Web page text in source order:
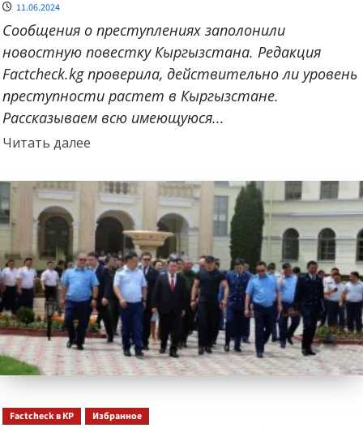
11.06.2024
Сообщения о преступлениях заполонили
новостную повестку Кыргызстана. Редакция
Factcheck.kg проверила, действительно ли уровень
преступности растет в Кыргызстане.
Рассказываем всю имеющуюся...
Читать далееПрочитать
о
Factcheck в КР Избранное